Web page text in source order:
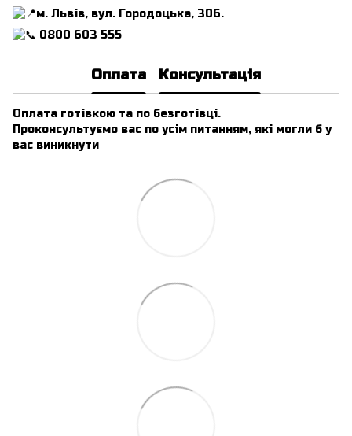
м. Львів, вул. Городоцька, 306.
0800 603 555
Оплата Консультація
Оплата готівкою та по безготівці.
Проконсультуємо вас по усім питанням, які могли б у
вас виникнути